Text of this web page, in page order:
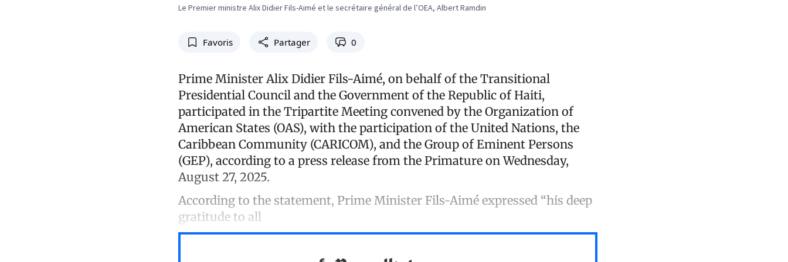
Le Premier ministre Alix Didier Fils-Aimé et le secrétaire général de l’OEA, Albert Ramdin
Favoris Partager 0
Prime Minister Alix Didier Fils-Aimé, on behalf of the Transitional
Presidential Council and the Government of the Republic of Haiti,
participated in the Tripartite Meeting convened by the Organization of
American States (OAS), with the participation of the United Nations, the
Caribbean Community (CARICOM), and the Group of Eminent Persons
(GEP), according to a press release from the Primature on Wednesday,
August 27, 2025.
According to the statement, Prime Minister Fils-Aimé expressed “his deep
gratitude to all